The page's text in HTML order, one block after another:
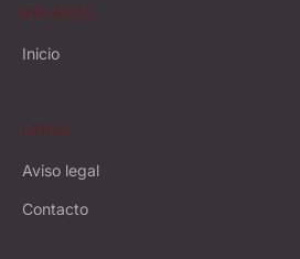
ENLACES
Inicio
LEGAL
Aviso legal
Contacto